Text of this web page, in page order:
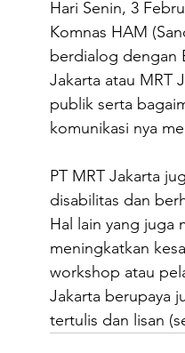
Hari Senin, 3
Komnas HAM
berdialog dengan
Jakarta atau MRT
publik serta
komunikasi nya
PT MRT Jakarta
disabilitas dan
Hal lain yang juga
meningkatkan
workshop atau
Jakarta berupaya
tertulis dan lisan